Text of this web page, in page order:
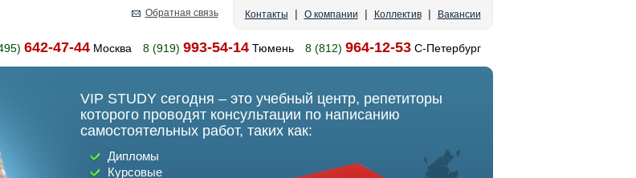
Контакты | О компании | Коллектив| Вакансии
Обратная связь
642-47-44Москва 8 (919) 993-54-14Тюмень 8 (812) 964-12-53С-Петербург
VIP STUDY сегодня – это учебный центр, репетиторы
которого проводят консультации по написанию
самостоятельных работ, таких как:
Дипломы
Курсовые